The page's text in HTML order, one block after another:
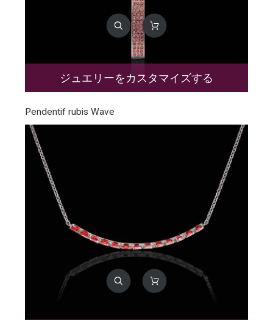
ジュエリーをカスタマイズする
Pendentif rubis Wave